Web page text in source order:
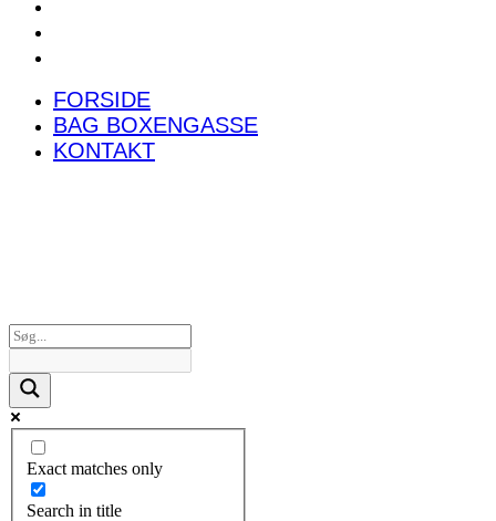
FORSIDE
BAG BOXENGASSE
KONTAKT
Exact matches only
Search in title